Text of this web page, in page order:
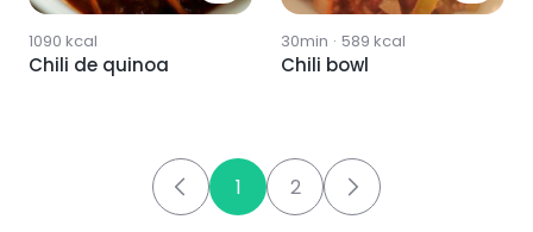
1090 kcal
Chili de quinoa
30min · 589 kcal
Chili bowl
1 2